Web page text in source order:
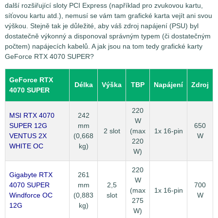
další rozšiřující sloty PCI Express (například pro zvukovou kartu,
síťovou kartu atd.), nemusí se vám tam grafické karta vejít ani svou
výškou. Stejně tak je důležité, aby váš zdroj napájení (PSU) byl
dostatečně výkonný a disponoval správným typem (či dostatečným
počtem) napájecích kabelů. A jak jsou na tom tedy grafické karty
GeForce RTX 4070 SUPER?
GeForce RTX
4070 SUPER
Délka Výška TBP Napájení Zdroj
MSI RTX 4070
SUPER 12G
VENTUS 2X
WHITE OC
242
mm
(0,668
kg)
2 slot
220
W
(max
220
W)
1x 16-pin
650
W
Gigabyte RTX
4070 SUPER
Windforce OC
12G
261
mm
(0,883
kg)
2,5
slot
220
W
(max
275
W)
1x 16-pin
700
W